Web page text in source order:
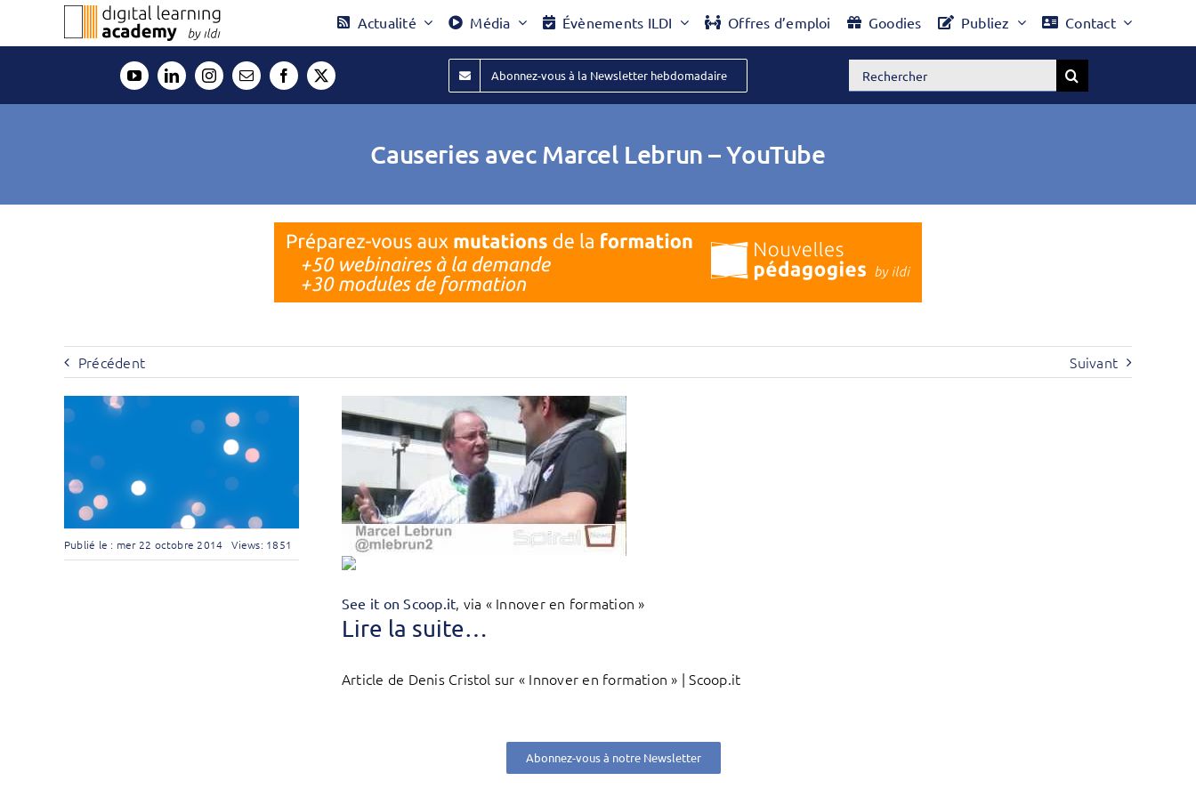
contenu
Actualité Média Évènements ILDI Offres d’emploi Goodies Publiez Contact
Abonnez-vous à la Newsletter hebdomadaire Rechercher:
Causeries avec Marcel Lebrun – YouTube
Précédent Suivant
Publié le : mer 22 octobre 2014 Views: 1851
See it on Scoop.it, via « Innover en formation »
Lire la suite…
Article de Denis Cristol sur « Innover en formation » | Scoop.it
Abonnez-vous à notre Newsletter